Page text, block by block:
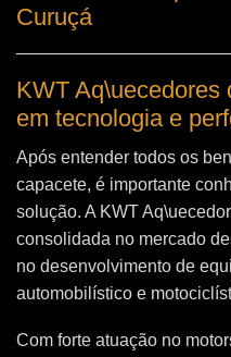
Curuçá
KWT Aq\uecedores
em tecnologia e
Após entender todos os
capacete, é importante
solução. A KWT
consolidada no mercado
no desenvolvimento de
automobilístico e
Com forte atuação no